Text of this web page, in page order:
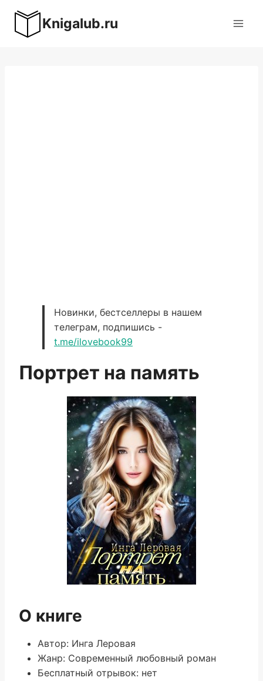
содержимому
Knigalub.ru
Новинки, бестселлеры в нашем
телеграм, подпишись -
t.me/ilovebook99
Портрет на память
О книге
Автор: Инга Леровая
Жанр: Современный любовный роман
Бесплатный отрывок: нет